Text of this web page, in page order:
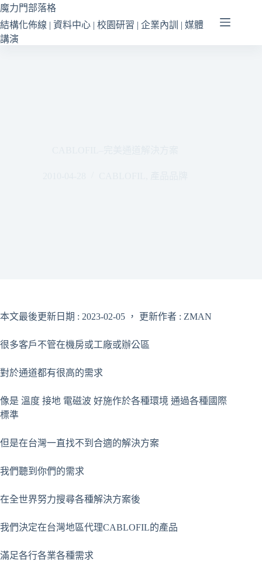
跳
至
主
魔力門部落格
結構化佈線 | 資料中心 | 校園研習 | 企業內訓 | 媒體
講演
本文最後更新日期 : 2023-02-05 ， 更新作者 : ZMAN
很多客戶不管在機房或工廠或辦公區
對於通道都有很高的需求
像是 溫度 接地 電磁波 好施作於各種環境 通過各種國際
標準
但是在台灣一直找不到合適的解決方案
我們聽到你們的需求
在全世界努力搜尋各種解決方案後
我們決定在台灣地區代理CABLOFIL的產品
滿足各行各業各種需求